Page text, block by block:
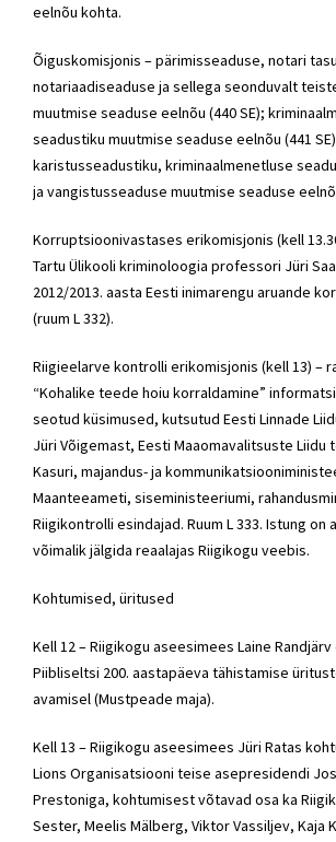
eelnõu kohta.
Õiguskomisjonis – pärimisseaduse, notari
notariaadiseaduse ja sellega seonduvalt
muutmise seaduse eelnõu (440 SE);
seadustiku muutmise seaduse eelnõu (441
karistusseadustiku, kriminaalmenetluse
ja vangistusseaduse muutmise seaduse
Korruptsioonivastases erikomisjonis (kell
Tartu Ülikooli kriminoloogia professori Jüri
2012/2013. aasta Eesti inimarengu aruande
(ruum L 332).
Riigieelarve kontrolli erikomisjonis (kell 13) –
“Kohalike teede hoiu korraldamine”
seotud küsimused, kutsutud Eesti Linnade
Jüri Võigemast, Eesti Maaomavalitsuste
Kasuri, majandus- ja
Maanteeameti, siseministeeriumi,
Riigikontrolli esindajad. Ruum L 333. Istung on
võimalik jälgida reaalajas Riigikogu veebis.
Kohtumised, üritused
Kell 12 – Riigikogu aseesimees Laine
Piibliseltsi 200. aastapäeva tähistamise
avamisel (Mustpeade maja).
Kell 13 – Riigikogu aseesimees Jüri Ratas
Lions Organisatsiooni teise asepresidendi
Prestoniga, kohtumisest võtavad osa ka
Sester, Meelis Mälberg, Viktor Vassiljev, Kaja